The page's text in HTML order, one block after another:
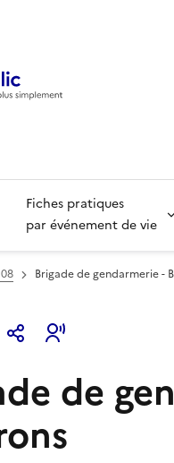
Fiches pratiques
par événement de vie
Brigade de gendarmerie -
de